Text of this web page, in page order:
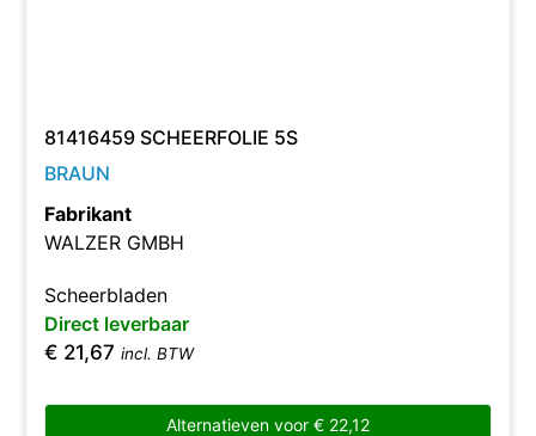
81416459 SCHEERFOLIE 5S
BRAUN
Fabrikant
WALZER GMBH
Scheerbladen
Direct leverbaar
€ 21,67 incl. BTW
Alternatieven voor € 22,12